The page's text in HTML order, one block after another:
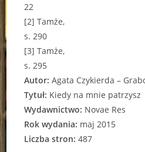
22
[2] Tamże,
s. 290
[3] Tamże,
s. 295
Autor:Agata Czykierda –
Tytuł: Kiedy na mnie patrzysz
Wydawnictwo: Novae Res
Rok wydania: maj 2015
Liczba stron:487